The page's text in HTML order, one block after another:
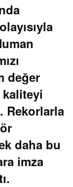
değer
Rekorlarla
daha bu
imza